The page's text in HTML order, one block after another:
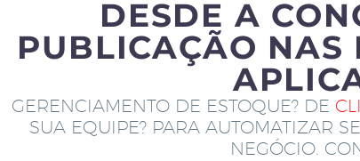
DESDE A
PUBLICAÇÃO NAS
GERENCIAMENTO DE ESTOQUE? DE
SUA EQUIPE? PARA AUTOMATIZAR
NEGÓCIO.